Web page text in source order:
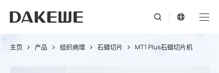
主页 产品 组织病理 石蜡切片 MT1 Plus石蜡切片机